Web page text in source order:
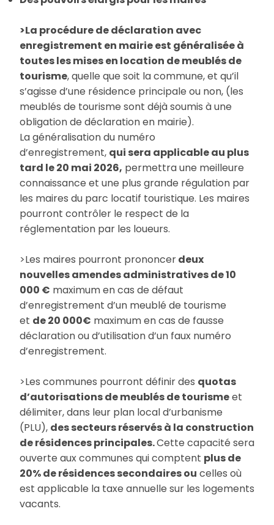
>La procédure de déclaration avec
enregistrement en mairie est généralisée à
toutes les mises en location de meublés de
tourisme, quelle que soit la commune, et qu’il
s’agisse d’une résidence principale ou non, (les
meublés de tourisme sont déjà soumis à une
obligation de déclaration en mairie).
La généralisation du numéro
d’enregistrement, qui sera applicable au plus
tard le 20 mai 2026, permettra une meilleure
connaissance et une plus grande régulation par
les maires du parc locatif touristique. Les maires
pourront contrôler le respect de la
réglementation par les loueurs.
>Les maires pourront prononcerdeux
nouvelles amendes administratives de 10
000 € maximum en cas de défaut
d’enregistrement d’un meublé de tourisme
et de 20 000€ maximum en cas de fausse
déclaration ou d’utilisation d’un faux numéro
d’enregistrement.
>Les communes pourront définir des quotas
d’autorisations de meublés de tourismeet
délimiter, dans leur plan local d’urbanisme
(PLU), des secteurs réservés à la construction
de résidences principales.Cette capacité sera
ouverte aux communes qui comptent plus de
20% de résidences secondaires ou celles où
est applicable la taxe annuelle sur les logements
vacants.